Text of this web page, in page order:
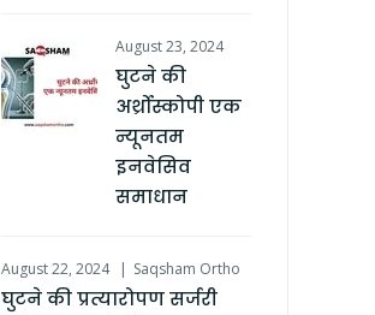
August 23, 2024
घुटने की
अर्थ्रोस्कोपी एक
न्यूनतम
इनवेसिव
समाधान
August 22, 2024 Saqsham Ortho
घुटने की प्रत्यारोपण सर्जरी